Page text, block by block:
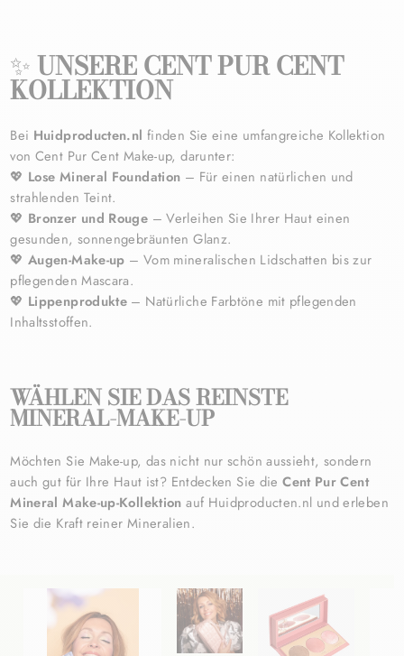
✨UNSERE CENT PUR CENT
KOLLEKTION
Bei Huidproducten.nl finden Sie eine umfangreiche Kollektion
von Cent Pur Cent Make-up, darunter:
💖 Lose Mineral Foundation – Für einen natürlichen und
strahlenden Teint.
💖 Bronzer und Rouge – Verleihen Sie Ihrer Haut einen
gesunden, sonnengebräunten Glanz.
💖 Augen-Make-up – Vom mineralischen Lidschatten bis zur
pflegenden Mascara.
💖 Lippenprodukte – Natürliche Farbtöne mit pflegenden
Inhaltsstoffen.
WÄHLEN SIE DAS REINSTE
MINERAL-MAKE-UP
Möchten Sie Make-up, das nicht nur schön aussieht, sondern
auch gut für Ihre Haut ist? Entdecken Sie dieCent Pur Cent
Mineral Make-up-Kollektion auf Huidproducten.nl und erleben
Sie die Kraft reiner Mineralien.